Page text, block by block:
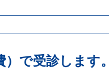
）で受診します